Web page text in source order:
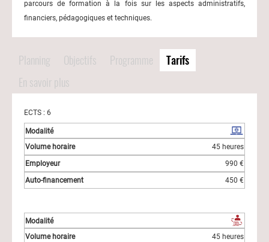
parcours de formation à la fois sur les aspects administratifs,
financiers, pédagogiques et techniques.
Planning Objectifs Programme
Tarifs
En savoir plus
ECTS : 6
45 heures
990 €
450 €
45 heures